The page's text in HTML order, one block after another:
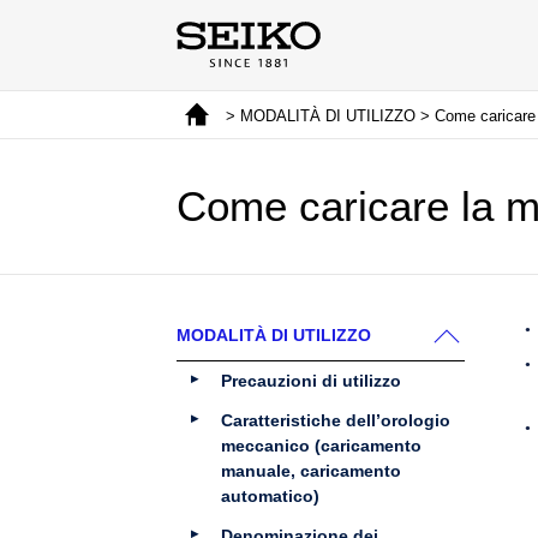
> MODALITÀ DI UTILIZZO > Come
Come caricare la
MODALITÀ DI UTILIZZO
Precauzioni di utilizzo
Caratteristiche dell’orologio
meccanico (caricamento
manuale, caricamento
automatico)